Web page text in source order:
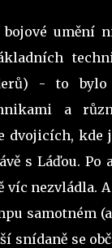
umění
- to bylo
a
dvojicích, kde
s Láďou. Po
nezvládla.
samotném
se